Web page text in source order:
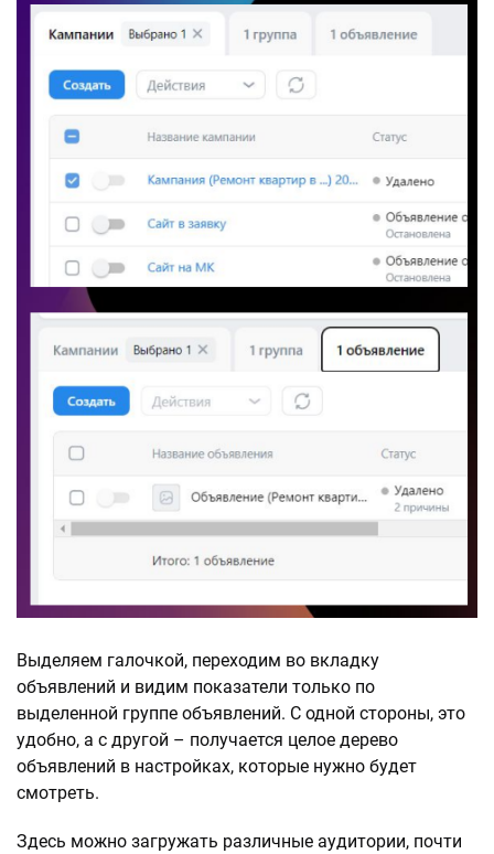
Выделяем галочкой, переходим во вкладку
объявлений и видим показатели только по
выделенной группе объявлений. С одной стороны, это
удобно, а с другой – получается целое дерево
объявлений в настройках, которые нужно будет
смотреть.
Здесь можно загружать различные аудитории, почти